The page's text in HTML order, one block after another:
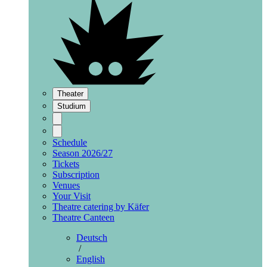
Theater
Studium
Schedule
Season 2026/27
Tickets
Subscription
Venues
Your Visit
Theatre catering by Käfer
Theatre Canteen
Deutsch
/
English